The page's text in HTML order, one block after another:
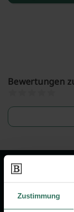
Zustimmung
Bewertungen
Wir sind
um das
Vorsorge.